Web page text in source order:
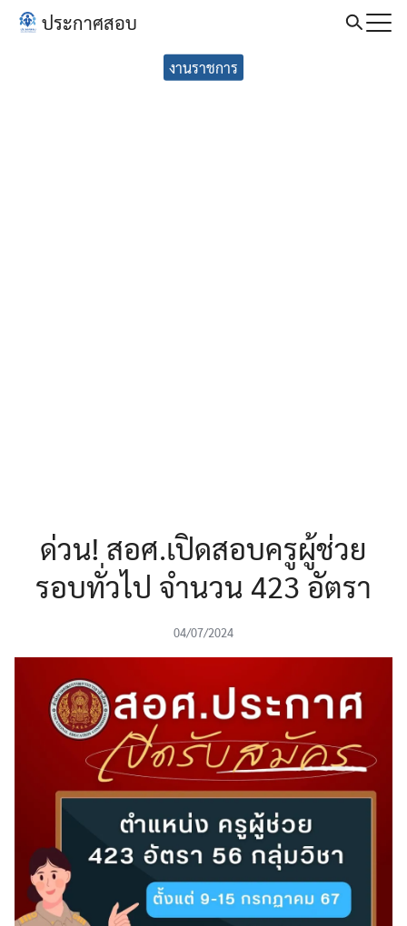
Skip
ประกาศสอบ
งานราชการ
ด่วน! สอศ.เปิดสอบครูผู้ช่วย
รอบทั่วไป จำนวน 423 อัตรา
04/07/2024